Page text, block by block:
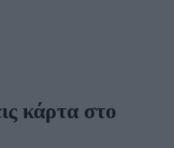
κάρτα στο